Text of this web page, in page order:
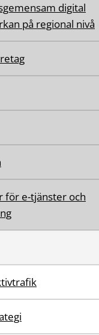
digital
på regional nivå
för e-tjänster och